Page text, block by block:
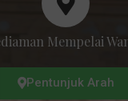
Mempelai
Pentunjuk Arah